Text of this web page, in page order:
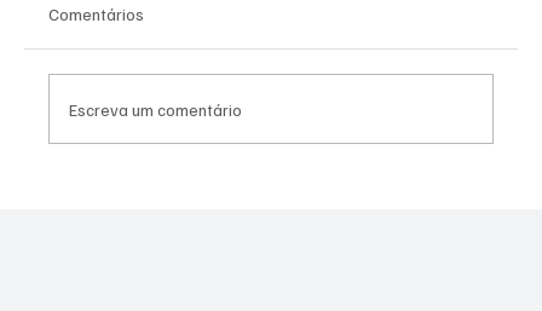
Comentários
Escreva um comentário